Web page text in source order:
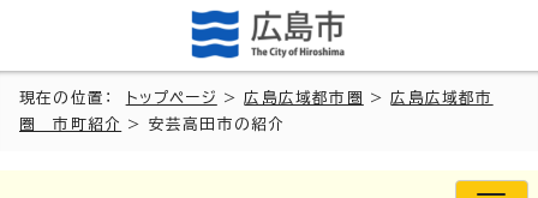
現在の位置： トップページ >広島広域都市圏 >広島広域都市
圏 市町紹介
> 安芸高田市の紹介